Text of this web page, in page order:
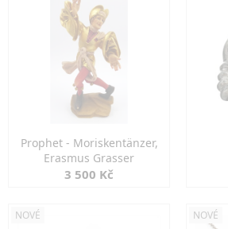
Prophet - Moriskentänzer,
Erasmus Grasser
3 500 Kč
NOVÉ NOVÉ